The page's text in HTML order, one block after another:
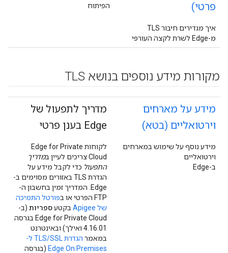
פרטי)
איך מגדירים חיבור TLS
מ-Edge לשרת לקצה העורפי
הפיתוח
מקורות מידע נוספים בנושא TLS
מידע על מארחים
וירטואליים (בטא)
מידע נוסף על שימוש במארחים
וירטואליים
ב-Edge
מדריך לתפעול של
Edge בענן פרטי
לקוחות Edge for Private
Cloud צריכים לעיין ב
מדריך
התפעול כדי לקבל מידע על
הגדרת TLS באזורים מסוימים ב-
Edge. המדריך זמין בחשבון ה-
FTP הפרטי או ב
פורטל התמיכה
של Apigee
בקטעספריות (ב-
Edge for Private Cloud בגרסה
4.16.01 ואילך) ובאינטרנט
במאמר
הגדרת TLS/SSL ל-
Edge On Premises (בגרסה